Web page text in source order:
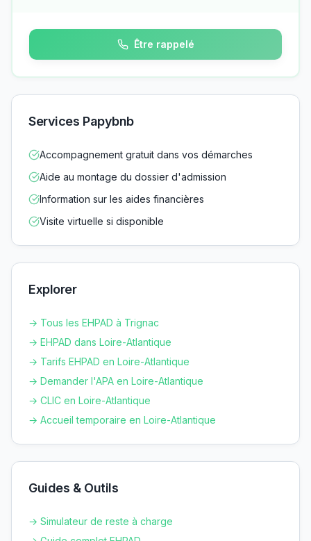
Être rappelé
Services Papybnb
Accompagnement gratuit dans vos démarches
Aide au montage du dossier d'admission
Information sur les aides financières
Visite virtuelle si disponible
Explorer
→ Tous les EHPAD à Trignac
→ EHPAD dans Loire-Atlantique
→ Tarifs EHPAD en Loire-Atlantique
→ Demander l'APA en Loire-Atlantique
→ CLIC en Loire-Atlantique
→ Accueil temporaire en Loire-Atlantique
Guides & Outils
→ Simulateur de reste à charge